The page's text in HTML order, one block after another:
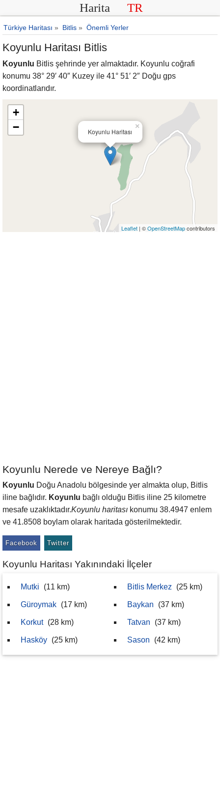
Harita TR
Türkiye Haritası » Bitlis » Önemli Yerler
Koyunlu Haritası Bitlis
Koyunlu Bitlis şehrinde yer almaktadır. Koyunlu coğrafi
konumu 38° 29′ 40″ Kuzey ile 41° 51′ 2″ Doğu gps
koordinatlarıdır.
Koyunlu Haritası
×
+
−
Leaflet | ©OpenStreetMapcontributors
Koyunlu Nerede ve Nereye Bağlı?
Koyunlu Doğu Anadolu bölgesinde yer almakta olup, Bitlis
iline bağlıdır. Koyunlu bağlı olduğu Bitlis iline 25 kilometre
mesafe uzaklıktadır.Koyunlu haritası konumu 38.4947 enlem
ve 41.8508 boylam olarak haritada gösterilmektedir.
Facebook Twitter
Koyunlu Haritası Yakınındaki İlçeler
Mutki (11 km)
Güroymak (17 km)
Korkut (28 km)
Hasköy (25 km)
Bitlis Merkez (25 km)
Baykan (37 km)
Tatvan (37 km)
Sason (42 km)